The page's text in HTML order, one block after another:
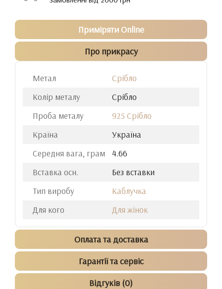
Приміряти Online
Про прикрасу
Метал
Срібло
Колір металу
Срібло
Проба металу
925 Срібло
Країна
Україна
Середня вага, грам
4.66
Вставка осн.
Без вставки
Тип виробу
Каблучка
Для кого
Для жінок
Оплата та доставка
Гарантії та сервіс
Відгуків (0)